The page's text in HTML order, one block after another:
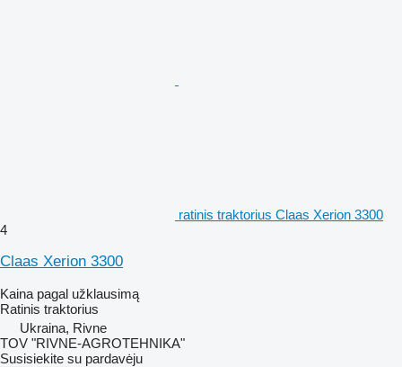
ratinis traktorius Claas Xerion 3300
4
Claas Xerion 3300
Kaina pagal užklausimą
Ratinis traktorius
Ukraina, Rivne
TOV "RIVNE-AGROTEHNIKA"
Susisiekite su pardavėju